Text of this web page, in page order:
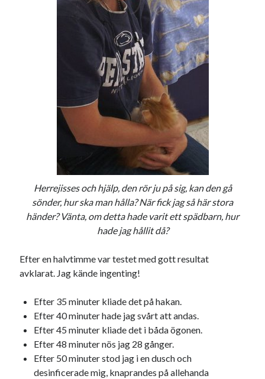
Herrejisses och hjälp, den rör ju på sig, kan den gå
sönder, hur ska man hålla? När fick jag så här stora
händer? Vänta, om detta hade varit ett spädbarn, hur
hade jag hållit då?
Efter en halvtimme var testet med gott resultat
avklarat. Jag kände ingenting!
Efter 35 minuter kliade det på hakan.
Efter 40 minuter hade jag svårt att andas.
Efter 45 minuter kliade det i båda ögonen.
Efter 48 minuter nös jag 28 gånger.
Efter 50 minuter stod jag i en dusch och
desinficerade mig, knaprandes på allehanda